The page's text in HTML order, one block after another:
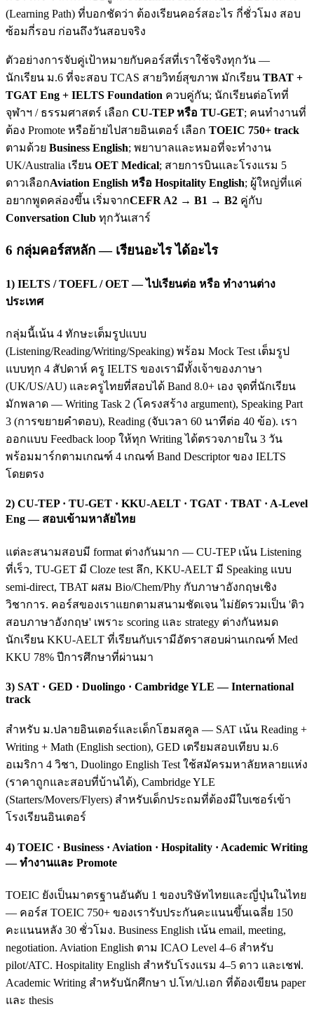
(Learning Path) ที่บอกชัดว่า ต้องเรียนคอร์สอะไร กี่ชั่วโมง สอบ
ซ้อมกี่รอบ ก่อนถึงวันสอบจริง
ตัวอย่างการจับคู่เป้าหมายกับคอร์สที่เราใช้จริงทุกวัน —
นักเรียน ม.6 ที่จะสอบ TCAS สายวิทย์สุขภาพ มักเรียน TBAT +
TGAT Eng + IELTS Foundation ควบคู่กัน; นักเรียนต่อโทที่
จุฬาฯ / ธรรมศาสตร์ เลือก CU-TEP หรือ TU-GET; คนทำงานที่
ต้อง Promote หรือย้ายไปสายอินเตอร์ เลือก TOEIC 750+ track
ตามด้วย Business English; พยาบาลและหมอที่จะทำงาน
UK/Australia เรียน OET Medical; สายการบินและโรงแรม 5
ดาวเลือกAviation English หรือ Hospitality English; ผู้ใหญ่ที่แค่
อยากพูดคล่องขึ้น เริ่มจากCEFR A2 → B1 → B2 คู่กับ
Conversation Club ทุกวันเสาร์
6 กลุ่มคอร์สหลัก — เรียนอะไร ได้อะไร
1) IELTS / TOEFL / OET — ไปเรียนต่อ หรือ ทำงานต่าง
ประเทศ
กลุ่มนี้เน้น 4 ทักษะเต็มรูปแบบ
(Listening/Reading/Writing/Speaking) พร้อม Mock Test เต็มรูป
แบบทุก 4 สัปดาห์ ครู IELTS ของเรามีทั้งเจ้าของภาษา
(UK/US/AU) และครูไทยที่สอบได้ Band 8.0+ เอง จุดที่นักเรียน
มักพลาด — Writing Task 2 (โครงสร้าง argument), Speaking Part
3 (การขยายคำตอบ), Reading (จับเวลา 60 นาทีต่อ 40 ข้อ). เรา
ออกแบบ Feedback loop ให้ทุก Writing ได้ตรวจภายใน 3 วัน
พร้อมมาร์กตามเกณฑ์ 4 เกณฑ์ Band Descriptor ของ IELTS
โดยตรง
2) CU-TEP · TU-GET · KKU-AELT · TGAT · TBAT · A-Level
Eng — สอบเข้ามหาลัยไทย
แต่ละสนามสอบมี format ต่างกันมาก — CU-TEP เน้น Listening
ที่เร็ว, TU-GET มี Cloze test ลึก, KKU-AELT มี Speaking แบบ
semi-direct, TBAT ผสม Bio/Chem/Phy กับภาษาอังกฤษเชิง
วิชาการ. คอร์สของเราแยกตามสนามชัดเจน ไม่ยัดรวมเป็น 'ติว
สอบภาษาอังกฤษ' เพราะ scoring และ strategy ต่างกันหมด
นักเรียน KKU-AELT ที่เรียนกับเรามีอัตราสอบผ่านเกณฑ์ Med
KKU 78% ปีการศึกษาที่ผ่านมา
3) SAT · GED · Duolingo · Cambridge YLE — International
track
สำหรับ ม.ปลายอินเตอร์และเด็กโฮมสคูล — SAT เน้น Reading +
Writing + Math (English section), GED เตรียมสอบเทียบ ม.6
อเมริกา 4 วิชา, Duolingo English Test ใช้สมัครมหาลัยหลายแห่ง
(ราคาถูกและสอบที่บ้านได้), Cambridge YLE
(Starters/Movers/Flyers) สำหรับเด็กประถมที่ต้องมีใบเซอร์เข้า
โรงเรียนอินเตอร์
4) TOEIC · Business · Aviation · Hospitality · Academic Writing
— ทำงานและ Promote
TOEIC ยังเป็นมาตรฐานอันดับ 1 ของบริษัทไทยและญี่ปุ่นในไทย
— คอร์ส TOEIC 750+ ของเรารับประกันคะแนนขึ้นเฉลี่ย 150
คะแนนหลัง 30 ชั่วโมง. Business English เน้น email, meeting,
negotiation. Aviation English ตาม ICAO Level 4–6 สำหรับ
pilot/ATC. Hospitality English สำหรับโรงแรม 4–5 ดาว และเชฟ.
Academic Writing สำหรับนักศึกษา ป.โท/ป.เอก ที่ต้องเขียน paper
และ thesis